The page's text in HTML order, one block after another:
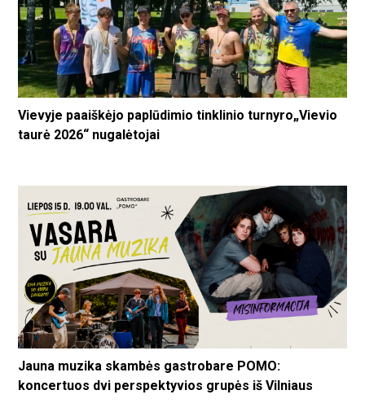
Vievyje paaiškėjo paplūdimio tinklinio turnyro„Vievio
taurė 2026“ nugalėtojai
Jauna muzika skambės gastrobare POMO:
koncertuos dvi perspektyvios grupės iš Vilniaus